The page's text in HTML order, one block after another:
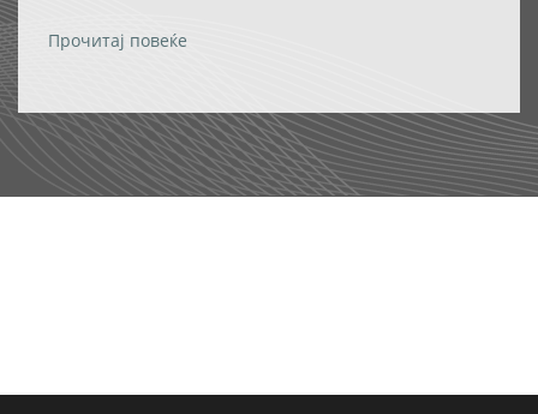
академско признание – титулата „Doctor Honoris
Causa“ – да му биде доделена на Реис-ул-улема Хаџи
Прочитај повеќе